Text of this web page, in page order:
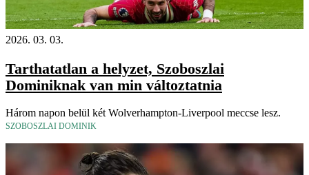
2026. 03. 03.
Tarthatatlan a helyzet, Szoboszlai
Dominiknak van min változtatnia
Három napon belül két Wolverhampton-Liverpool meccse lesz.
SZOBOSZLAI DOMINIK